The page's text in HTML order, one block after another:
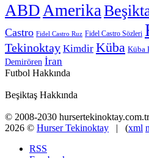
ABD Amerika
Castro Fidel Castro Ruz Fidel Castro Sözleri
Tekinoktay Kimdir Küba Küba
Demirören İran
Futbol Hakkında
Beşiktaş Hakkında
© 2008-2030
2026 © Hurser Tekinoktay | (xml
RSS